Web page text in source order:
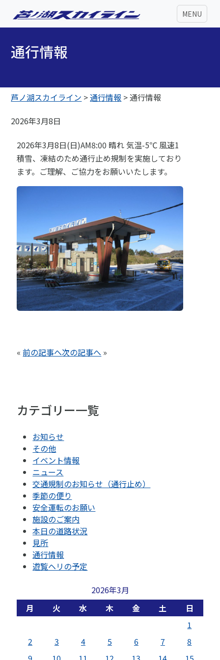
MENU
通行情報
芦ノ湖スカイライン >通行情報 >通行情報
2026年3月8日
2026年3月8日(日)AM8:00 晴れ 気温-5℃ 風速1
積雪、凍結のため通行止め規制を実施しており
ます。ご理解、ご協力をお願いいたします。
«前の記事へ次の記事へ »
カテゴリー一覧
お知らせ
その他
イベント情報
ニュース
交通規制のお知らせ（通行止め）
季節の便り
安全運転のお願い
施設のご案内
本日の道路状況
見所
通行情報
遊覧ヘリの予定
2026年3月
月
火 水 木 金 土
日
1
2
3 4 5 6 7
8